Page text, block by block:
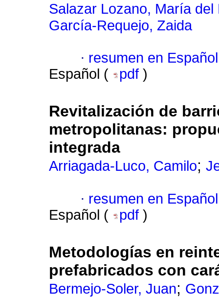
Salazar Lozano, María del
García-Requejo, Zaida
· resumen en Español
Español (
pdf )
Revitalización de
metropolitanas:
integrada
Arriagada-Luco, Camilo;
· resumen en Español
Español (
pdf )
Metodologías en
prefabricados con
Bermejo-Soler, Juan;